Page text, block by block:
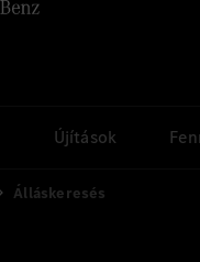
Újítások
Álláskeresés